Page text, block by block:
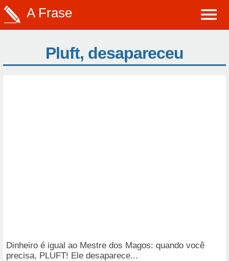
A Frase
Pluft, desapareceu
Dinheiro é igual ao Mestre dos Magos: quando você
precisa, PLUFT! Ele desaparece...